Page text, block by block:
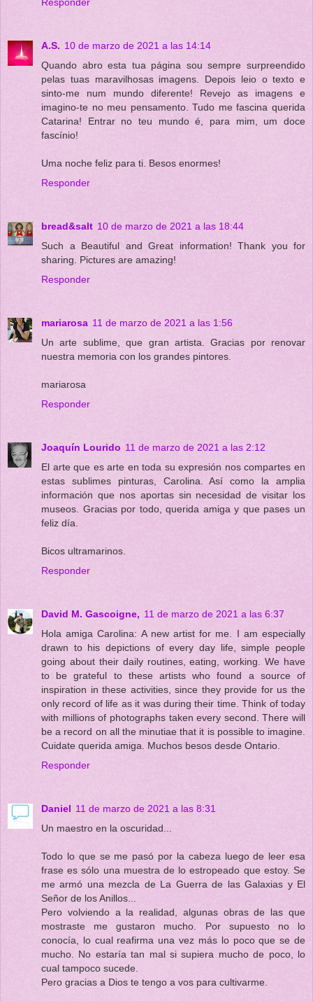
Responder
A.S. 10 de marzo de 2021 a las 14:14
Quando abro esta tua página sou sempre surpreendido
pelas tuas maravilhosas imagens. Depois leio o texto e
sinto-me num mundo diferente! Revejo as imagens e
imagino-te no meu pensamento. Tudo me fascina querida
Catarina! Entrar no teu mundo é, para mim, um doce
fascínio!
Uma noche feliz para ti. Besos enormes!
Responder
bread&salt 10 de marzo de 2021 a las 18:44
Such a Beautiful and Great information! Thank you for
sharing. Pictures are amazing!
Responder
mariarosa 11 de marzo de 2021 a las 1:56
Un arte sublime, que gran artista. Gracias por renovar
nuestra memoria con los grandes pintores.
mariarosa
Responder
Joaquín Lourido 11 de marzo de 2021 a las 2:12
El arte que es arte en toda su expresión nos compartes en
estas sublimes pinturas, Carolina. Así como la amplia
información que nos aportas sin necesidad de visitar los
museos. Gracias por todo, querida amiga y que pases un
feliz día.
Bicos ultramarinos.
Responder
David M. Gascoigne, 11 de marzo de 2021 a las 6:37
Hola amiga Carolina: A new artist for me. I am especially
drawn to his depictions of every day life, simple people
going about their daily routines, eating, working. We have
to be grateful to these artists who found a source of
inspiration in these activities, since they provide for us the
only record of life as it was during their time. Think of today
with millions of photographs taken every second. There will
be a record on all the minutiae that it is possible to imagine.
Cuidate querida amiga. Muchos besos desde Ontario.
Responder
Daniel 11 de marzo de 2021 a las 8:31
Un maestro en la oscuridad...
Todo lo que se me pasó por la cabeza luego de leer esa
frase es sólo una muestra de lo estropeado que estoy. Se
me armó una mezcla de La Guerra de las Galaxias y El
Señor de los Anillos...
Pero volviendo a la realidad, algunas obras de las que
mostraste me gustaron mucho. Por supuesto no lo
conocía, lo cual reafirma una vez más lo poco que se de
mucho. No estaría tan mal si supiera mucho de poco, lo
cual tampoco sucede.
Pero gracias a Dios te tengo a vos para cultivarme.